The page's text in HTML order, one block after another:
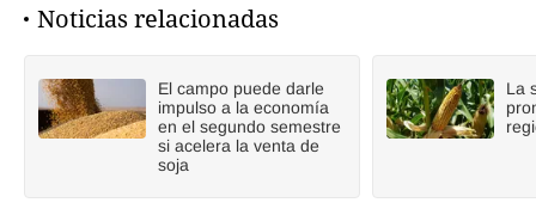
Noticias relacionadas
El campo puede darle
impulso a la economía
en el segundo semestre
si acelera la venta de
soja
La